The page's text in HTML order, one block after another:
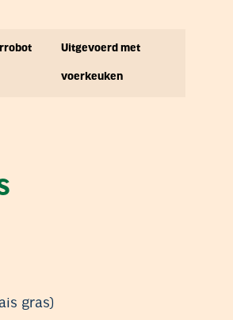
Uitgevoerd met
voerkeuken
gras)